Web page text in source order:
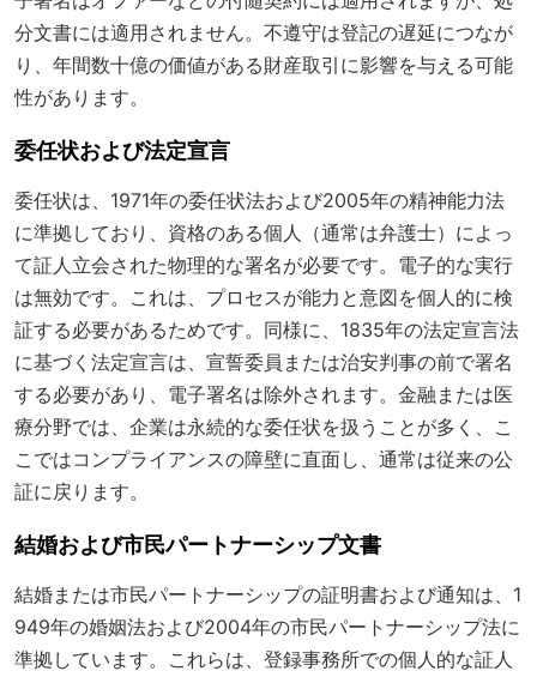
分文書には適用されません。不遵守は登記の遅延につなが
り、年間数十億の価値がある財産取引に影響を与える可能
性があります。
委任状および法定宣言
委任状は、1971年の委任状法および2005年の精神能力法
に準拠しており、資格のある個人（通常は弁護士）によっ
て証人立会された物理的な署名が必要です。電子的な実行
は無効です。これは、プロセスが能力と意図を個人的に検
証する必要があるためです。同様に、1835年の法定宣言法
に基づく法定宣言は、宣誓委員または治安判事の前で署名
する必要があり、電子署名は除外されます。金融または医
療分野では、企業は永続的な委任状を扱うことが多く、こ
こではコンプライアンスの障壁に直面し、通常は従来の公
証に戻ります。
結婚および市民パートナーシップ文書
結婚または市民パートナーシップの証明書および通知は、1
949年の婚姻法および2004年の市民パートナーシップ法に
準拠しています。これらは、登録事務所での個人的な証人